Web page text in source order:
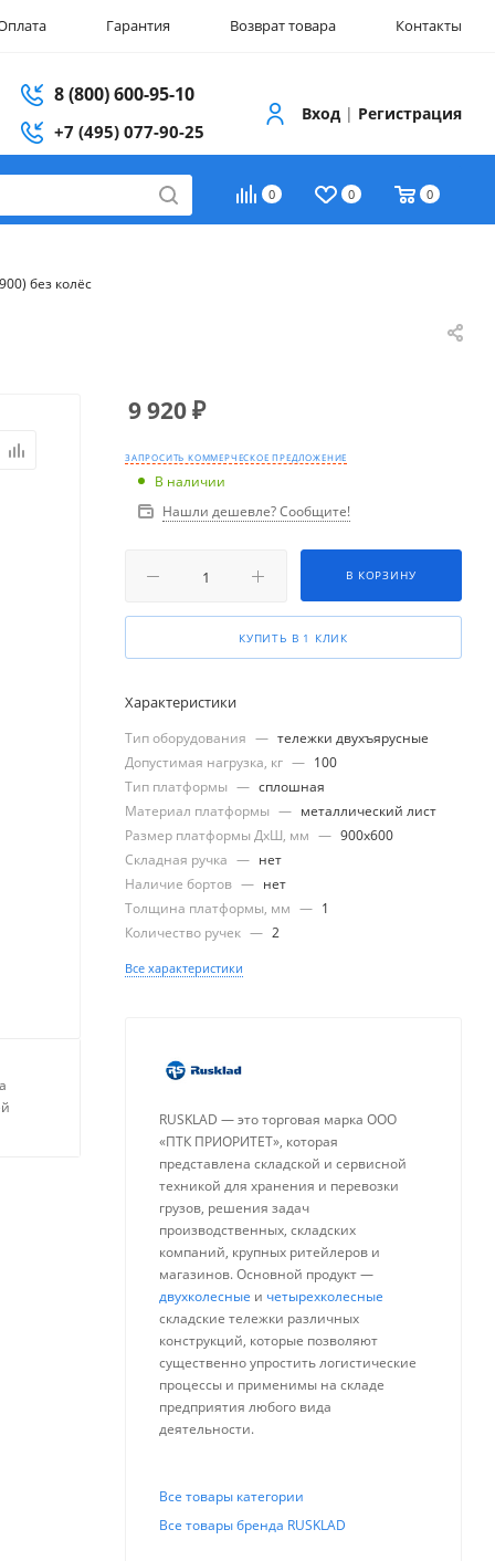
Гарантия Возврат товара Контакты
8 (800) 600-95-10
+7 (495) 077-90-25
Вход | Регистрация
0 0 0
без колёс
9 920₽
ЗАПРОСИТЬ КОММЕРЧЕСКОЕ ПРЕДЛОЖЕНИЕ
В наличии
Нашли дешевле? Сообщите!
В КОРЗИНУ
КУПИТЬ В 1 КЛИК
Характеристики
Тип оборудования — тележки двухъярусные
Допустимая нагрузка, кг — 100
Тип платформы — сплошная
Материал платформы — металлический лист
Размер платформы ДхШ, мм — 900x600
Складная ручка — нет
Наличие бортов — нет
Толщина платформы, мм — 1
Количество ручек — 2
Все характеристики
RUSKLAD — это торговая марка ООО
«ПТК ПРИОРИТЕТ», которая
представлена складской и сервисной
техникой для хранения и перевозки
грузов, решения задач
производственных, складских
компаний, крупных ритейлеров и
магазинов. Основной продукт —
двухколесные и четырехколесные
складские тележки различных
конструкций, которые позволяют
существенно упростить логистические
процессы и применимы на складе
предприятия любого вида
деятельности.
Все товары категории
Все товары бренда RUSKLAD